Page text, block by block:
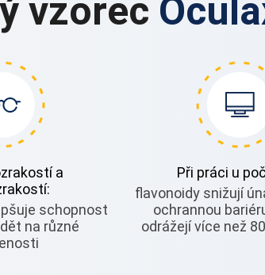
vzorec
a
schopnost
na různé
Při práci u
flavonoidy snižují
ochrannou
odrážejí více než